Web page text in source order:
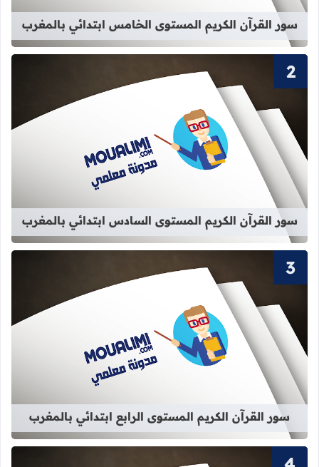
سور القرآن الكريم المستوى الخامس ابتدائي بالمغرب
قراءة المزيد عن سور القرآن
سور القرآن الكريم المستوى السادس ابتدائي بالمغرب
قراءة المزيد عن سور القرآن الكريم
سور القرآن الكريم المستوى الرابع ابتدائي بالمغرب